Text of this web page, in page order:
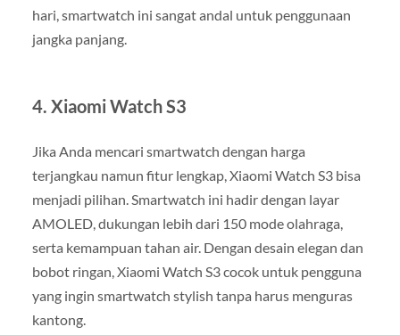
hari, smartwatch ini sangat andal untuk penggunaan
jangka panjang.
4. Xiaomi Watch S3
Jika Anda mencari smartwatch dengan harga
terjangkau namun fitur lengkap, Xiaomi Watch S3 bisa
menjadi pilihan. Smartwatch ini hadir dengan layar
AMOLED, dukungan lebih dari 150 mode olahraga,
serta kemampuan tahan air. Dengan desain elegan dan
bobot ringan, Xiaomi Watch S3 cocok untuk pengguna
yang ingin smartwatch stylish tanpa harus menguras
kantong.